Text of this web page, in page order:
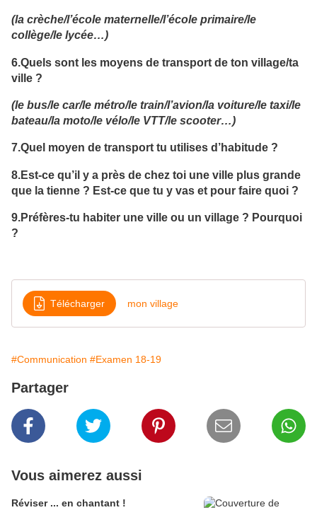
(la crèche/l’école maternelle/l’école primaire/le
collège/le lycée…)
6.Quels sont les moyens de transport de ton village/ta
ville ?
(le bus/le car/le métro/le train/l’avion/la voiture/le taxi/le
bateau/la moto/le vélo/le VTT/le scooter…)
7.Quel moyen de transport tu utilises d’habitude ?
8.Est-ce qu’il y a près de chez toi une ville plus grande
que la tienne ? Est-ce que tu y vas et pour faire quoi ?
9.Préfères-tu habiter une ville ou un village ? Pourquoi
?
Télécharger mon village
#Communication #Examen 18-19
Partager
Vous aimerez aussi
Réviser ... en chantant !